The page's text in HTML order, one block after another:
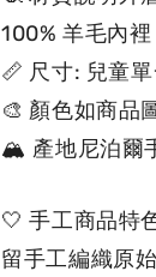
100% 羊毛內
📏 尺寸: 兒童
🎨 顏色如商品
🏔 產地尼泊爾
🤍 手工商品特
留手工編織原